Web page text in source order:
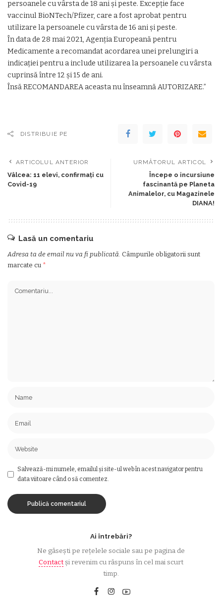
persoanele cu vârsta de 18 ani și peste. Excepție face
vaccinul BioNTech/Pfizer, care a fost aprobat pentru
utilizare la persoanele cu vârsta de 16 ani și peste.
În data de 28 mai 2021, Agenția Europeană pentru
Medicamente a recomandat acordarea unei prelungiri a
indicației pentru a include utilizarea la persoanele cu vârsta
cuprinsă între 12 și 15 de ani.
Însă RECOMANDAREA aceasta nu înseamnă AUTORIZARE.”
DISTRIBUIE PE
ARTICOLUL ANTERIOR
Vâlcea: 11 elevi, confirmați cu
Covid-19
URMĂTORUL ARTICOL
Începe o incursiune
fascinantă pe Planeta
Animalelor, cu Magazinele
DIANA!
Lasă un comentariu
Adresa ta de email nu va fi publicată. Câmpurile obligatorii sunt
marcate cu *
Salvează-mi numele, emailul și site-ul web în acest navigator pentru
data viitoare când o să comentez.
Ai întrebări?
Ne găsești pe rețelele sociale sau pe pagina de
Contactși revenim cu răspuns în cel mai scurt
timp.